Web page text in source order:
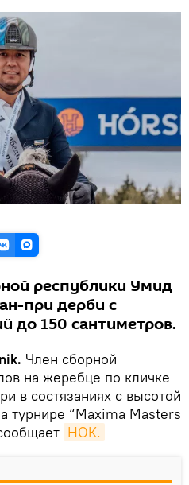
республики Умид
при дерби с
до 150 сантиметров.
Член сборной
на жеребце по кличке
в состязаниях с высотой
турнире “Maxima Masters
НОК.